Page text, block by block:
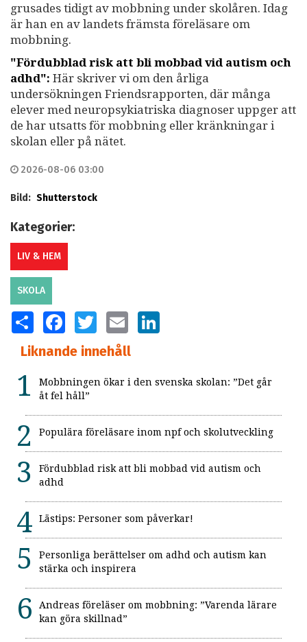
grusades tidigt av mobbning under skolåren. Idag
är han en av landets främsta föreläsare om
mobbning.
"Fördubblad risk att bli mobbad vid autism och
adhd": Här skriver vi om den årliga
undersökningen Friendsrapporten, där många
elever med neuropsykiatriska diagnoser uppger att
de har utsatts för mobbning eller kränkningar i
skolan eller på nätet.
2026-08-06 03:00
Bild: Shutterstock
Kategorier:
LIV & HEM
SKOLA
SHARE FACEBOOKTWITTER EMAIL
Liknande innehåll
Mobbningen ökar i den svenska skolan: ”Det går
åt fel håll”
Populära föreläsare inom npf och skolutveckling
Fördubblad risk att bli mobbad vid autism och
adhd
Lästips: Personer som påverkar!
Personliga berättelser om adhd och autism kan
stärka och inspirera
Andreas föreläser om mobbning: ”Varenda lärare
kan göra skillnad”